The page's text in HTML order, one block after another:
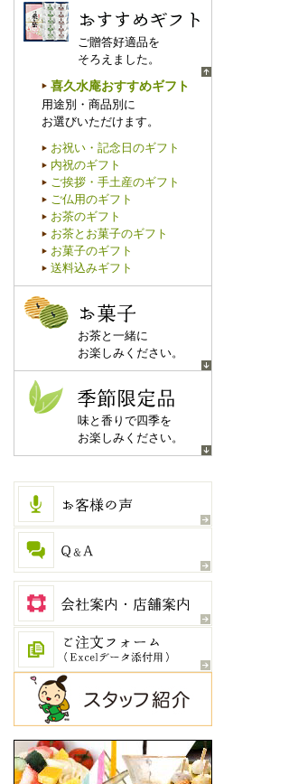
おすすめギフト
ご贈答好適品を
そろえました。
喜久水庵おすすめギフト
用途別・商品別に
お選びいただけます。
お祝い・記念日のギフト
内祝のギフト
ご挨拶・手土産のギフト
ご仏用のギフト
お茶のギフト
お茶とお菓子のギフト
お菓子のギフト
送料込みギフト
お菓子
お茶と一緒に
お楽しみください。
季節限定品
味と香りで四季を
お楽しみください。